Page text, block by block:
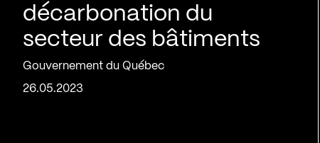
décarbonation du
secteur des bâtiments
Gouvernement du Québec
26.05.2023